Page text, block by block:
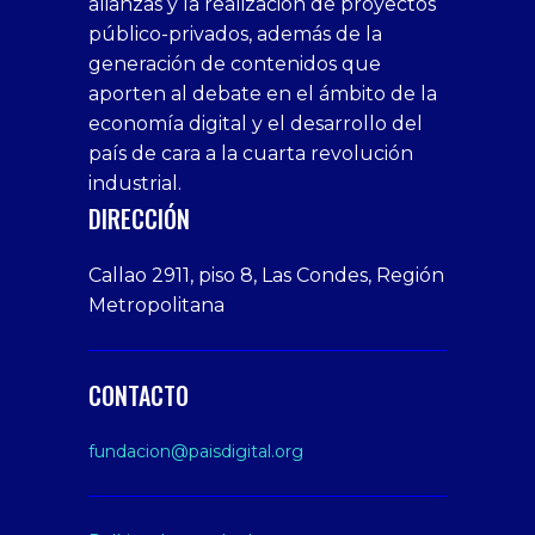
bedava
bonus
veren
siteler
1xbet
deneme
bonusu
veren
sahabet
giriş
1xbet
giriş
tarafbet
giriş
bonusu
Deneme
bonusu
veren
siteler
porn
on
webcam
Cumshots
Tits
Free
Amateur
Porn
Xxx
Indian
Big
Butt
sex
Step
bonusu
veren
siteler
público-privados, además de la
generación de contenidos que
aporten al debate en el ámbito de la
economía digital y el desarrollo del
país de cara a la cuarta revolución
industrial.
DIRECCIÓN
Callao 2911, piso 8, Las Condes, Región
Metropolitana
CONTACTO
fundacion@paisdigital.org